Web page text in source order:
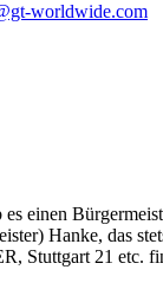
worldwide.com
einen
Hanke, das
Stuttgart 21 etc.